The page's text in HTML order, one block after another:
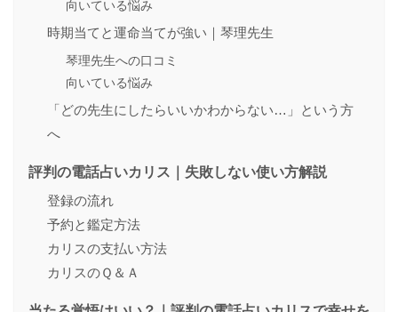
向いている悩み
時期当てと運命当てが強い｜琴理先生
琴理先生への口コミ
向いている悩み
「どの先生にしたらいいかわからない…」という方
へ
評判の電話占いカリス｜失敗しない使い方解説
登録の流れ
予約と鑑定方法
カリスの支払い方法
カリスのＱ＆Ａ